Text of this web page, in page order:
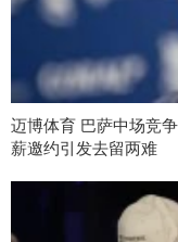
迈博体育 巴萨中场竞
薪邀约引发去留两难